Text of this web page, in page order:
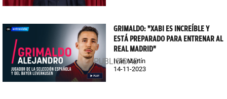
GRIMALDO: "XABI ES INCREÍBLE Y
ESTÁ PREPARADO PARA ENTRENAR AL
REAL MADRID"
Iván Martín
14-11-2023